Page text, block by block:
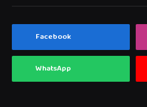
Facebook
WhatsApp